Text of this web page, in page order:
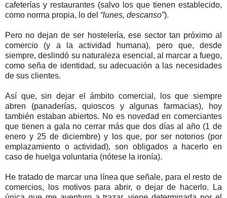
cafeterías y restaurantes (salvo los que tienen establecido,
como norma propia, lo del “lunes, descanso”).
Pero no dejan de ser hostelería, ese sector tan próximo al
comercio (y a la actividad humana), pero que, desde
siempre, deslindó su naturaleza esencial, al marcar a fuego,
como seña de identidad, su adecuación a las necesidades
de sus clientes.
Así que, sin dejar el ámbito comercial, los que siempre
abren (panaderías, quioscos y algunas farmacias), hoy
también estaban abiertos. No es novedad en comerciantes
que tienen a gala no cerrar más que dos días al año (1 de
enero y 25 de diciembre) y los que, por ser notorios (por
emplazamiento o actividad), son obligados a hacerlo en
caso de huelga voluntaria (nótese la ironía).
He tratado de marcar una línea que señale, para el resto de
comercios, los motivos para abrir, o dejar de hacerlo. La